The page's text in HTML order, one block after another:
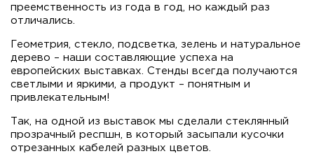
преемственность из года в год, но каждый раз
отличались.
Геометрия, стекло, подсветка, зелень и натуральное
дерево – наши составляющие успеха на
европейских выставках. Стенды всегда получаются
светлыми и яркими, а продукт – понятным и
привлекательным!
Так, на одной из выставок мы сделали стеклянный
прозрачный респшн, в который засыпали кусочки
отрезанных кабелей разных цветов.